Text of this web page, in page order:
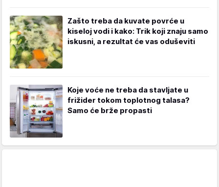
Zašto treba da kuvate povrće u
kiseloj vodi i kako: Trik koji znaju samo
iskusni, a rezultat će vas oduševiti
Koje voće ne treba da stavljate u
frižider tokom toplotnog talasa?
Samo će brže propasti